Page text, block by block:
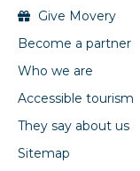
Give Movery
Become a partner
Who we are
Accessible tourism
They say about us
Sitemap